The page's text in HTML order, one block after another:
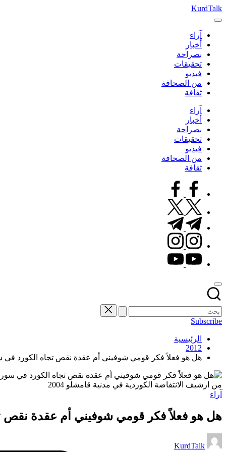
التجاوز
إلى
KurdTalk
كوردتوك
اخبار
كردية
آراء
أخبار
بصراحة
تحقيقات
فيديو
من الصحافة
ثقافة
آراء
أخبار
بصراحة
تحقيقات
فيديو
من الصحافة
ثقافة
facebook.com
twitter.com
t.me
instagram.com
youtube.com
Subscribe
الرئيسية
2012
هل هو فعلاً فكر قومي شوفيني أم عقدة نقص تجاه الكورد في
من ارشيف الانتفاضة الكوردية في مدنية قامشلو 2004
نُشر
آراء
هل هو فعلاً فكر قومي شوفيني أم عقدة نقص
تمّ
النشرKurdTalk